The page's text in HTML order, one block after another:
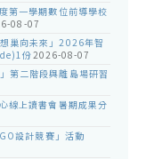
第一學期數位前導學校
08-07
巢向未來」2026年智
份2026-08-07
第二階段與離島場研習
線上讀書會暑期成果分
設計競賽」活動